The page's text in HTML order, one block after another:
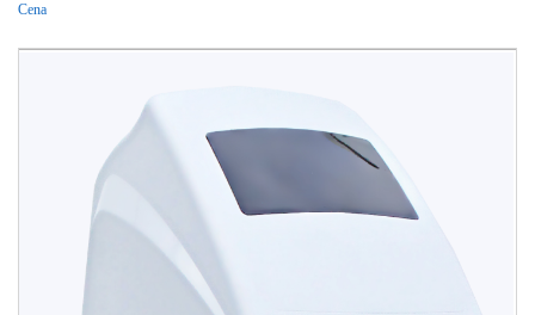
Cena